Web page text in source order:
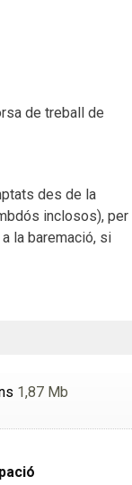
de treball de
des de la
inclosos), per
la baremació, si
1,87 Mb